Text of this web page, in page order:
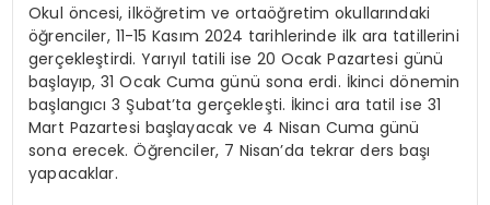
Okul öncesi, ilköğretim ve ortaöğretim okullarındaki
öğrenciler, 11-15 Kasım 2024 tarihlerinde ilk ara tatillerini
gerçekleştirdi. Yarıyıl tatili ise 20 Ocak Pazartesi günü
başlayıp, 31 Ocak Cuma günü sona erdi. İkinci dönemin
başlangıcı 3 Şubat’ta gerçekleşti. İkinci ara tatil ise 31
Mart Pazartesi başlayacak ve 4 Nisan Cuma günü
sona erecek. Öğrenciler, 7 Nisan’da tekrar ders başı
yapacaklar.